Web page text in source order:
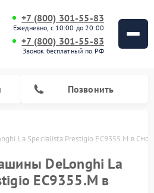
+7 (800) 301-55-83
Ежедневно, с 10:00 до 20:00
+7 (800) 301-55-83
Звонок бесплатный по РФ
Позвонить
La Specialista Prestigio EC9355.M в
DeLonghi La
EC9355.M в